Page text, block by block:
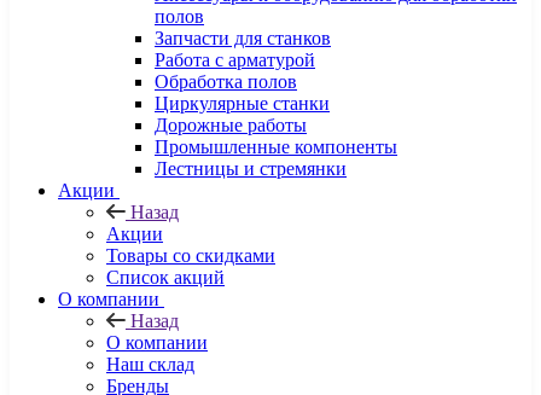
полов
Запчасти для станков
Работа с арматурой
Обработка полов
Циркулярные станки
Дорожные работы
Промышленные компоненты
Лестницы и стремянки
Акции
Назад
Акции
Товары со скидками
Список акций
О компании
Назад
О компании
Наш склад
Бренды